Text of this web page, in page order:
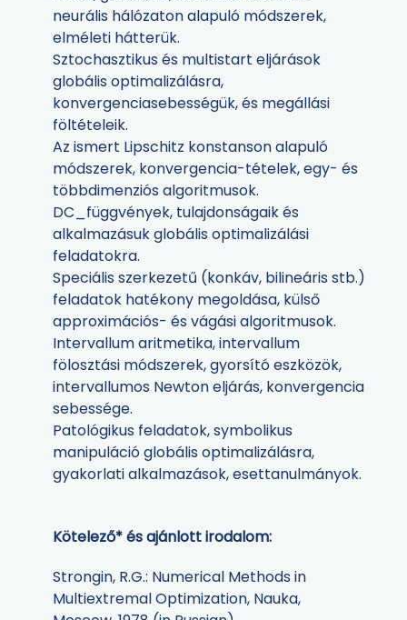
neurális hálózaton alapuló módszerek,
elméleti hátterük.
Sztochasztikus és multistart eljárások
globális optimalizálásra,
konvergenciasebességük, és megállási
föltételeik.
Az ismert Lipschitz konstanson alapuló
módszerek, konvergencia-tételek, egy- és
többdimenziós algoritmusok.
DC_függvények, tulajdonságaik és
alkalmazásuk globális optimalizálási
feladatokra.
Speciális szerkezetű (konkáv, bilineáris stb.)
feladatok hatékony megoldása, külső
approximációs- és vágási algoritmusok.
Intervallum aritmetika, intervallum
fölosztási módszerek, gyorsító eszközök,
intervallumos Newton eljárás, konvergencia
sebessége.
Patológikus feladatok, symbolikus
manipuláció globális optimalizálásra,
gyakorlati alkalmazások, esettanulmányok.
Kötelező* és ajánlott irodalom:
Strongin, R.G.: Numerical Methods in
Multiextremal Optimization, Nauka,